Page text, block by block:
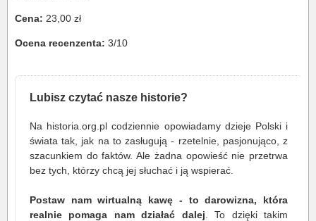
Cena: 23,00 zł
Ocena recenzenta: 3/10
Lubisz czytać nasze historie?
Na historia.org.pl codziennie opowiadamy dzieje Polski i
świata tak, jak na to zasługują - rzetelnie, pasjonująco, z
szacunkiem do faktów. Ale żadna opowieść nie przetrwa
bez tych, którzy chcą jej słuchać i ją wspierać.
Postaw nam wirtualną kawę - to darowizna, która
realnie pomaga nam działać dalej . To dzięki takim